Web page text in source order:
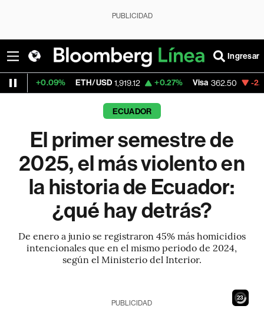
PUBLICIDAD
Ingresar
ETH/USD 1,919.12 +0.27% Visa 362.50 -2.15%
ECUADOR
El primer semestre de
2025, el más violento en
la historia de Ecuador:
¿qué hay detrás?
De enero a junio se registraron 45% más homicidios
intencionales que en el mismo periodo de 2024,
según el Ministerio del Interior.
21
PUBLICIDAD